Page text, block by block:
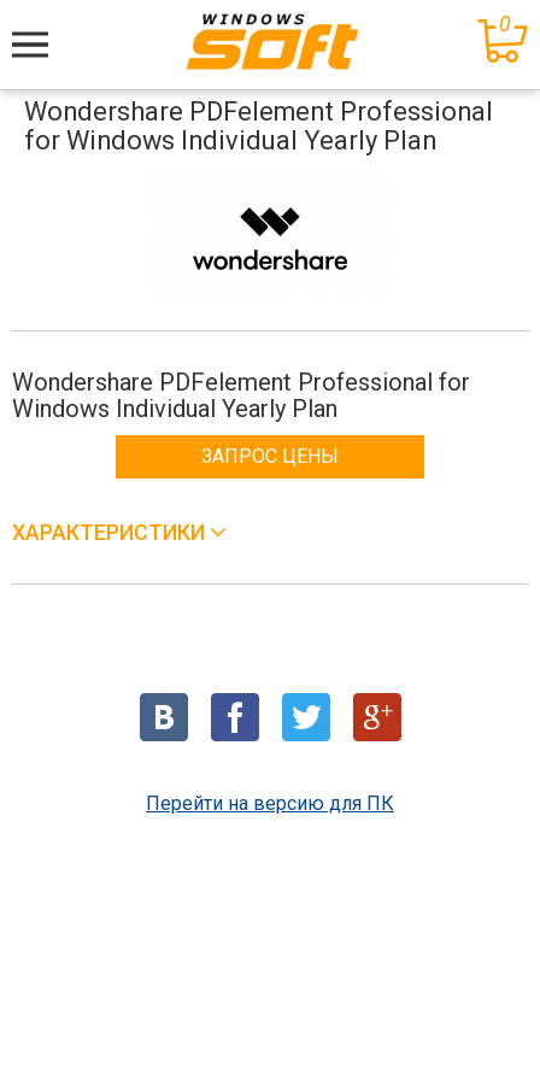
Меню
0
Wondershare PDFelement Professional
for Windows Individual Yearly Plan
Wondershare PDFelement Professional for
Windows Individual Yearly Plan
ЗАПРОС ЦЕНЫ
ХАРАКТЕРИСТИКИ
Перейти на версию для ПК